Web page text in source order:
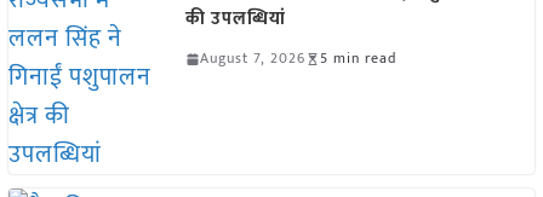
की उपलब्धियां
August 7, 2026 5 min read